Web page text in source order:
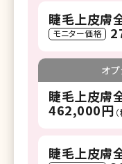
睫毛上皮膚
モニター価格
オ
睫毛上皮膚
462,000円
睫毛上皮膚